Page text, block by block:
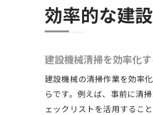
効率的な建
建設機械清掃を効率化
建設機械の清掃作業を効率
らです。例えば、事前に清
ェックリストを活用するこ